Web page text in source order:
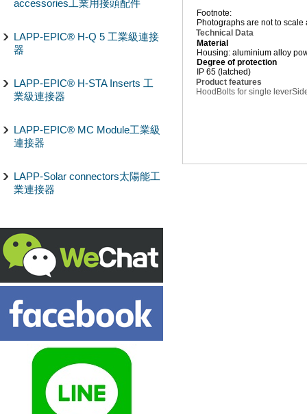
accessories工業用接頭配件
LAPP-EPIC® H-Q 5 工業級連接
器
LAPP-EPIC® H-STA Inserts 工
業級連接器
LAPP-EPIC® MC Module工業級
連接器
LAPP-Solar connectors太陽能工
業連接器
Footnote:
Photographs are not to
Technical Data
Material
Housing: aluminium alloy
Degree of protection
IP 65 (latched)
Product features
Hood Bolts for single lever